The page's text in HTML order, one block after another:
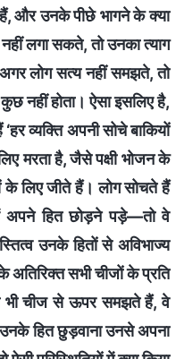
और उनके पीछे भागने के क्या
लगा सकते, तो उनका त्याग
लोग सत्य नहीं समझते, तो
नहीं होता। ऐसा इसलिए है,
व्यक्ति अपनी सोचे बाकियों
मरता है, जैसे पक्षी भोजन के
के लिए जीते हैं। लोग सोचते हैं
अपने हित छोड़ने पड़े—तो वे
उनके हितों से अविभाज्य
अतिरिक्त सभी चीजों के प्रति
भी चीज से ऊपर समझते हैं, वे
हित छुड़वाना उनसे अपना